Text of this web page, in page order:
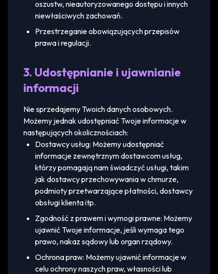
oszustw, nieautoryzowanego dostępu i innych
niewłaściwych zachowań.
Przestrzeganie obowiązujących przepisów
prawa i regulacji.
3. Udostępnianie i ujawnianie
informacji
Nie sprzedajemy Twoich danych osobowych.
Możemy jednak udostępniać Twoje informacje w
następujących okolicznościach:
Dostawcy usług: Możemy udostępniać
informacje zewnętrznym dostawcom usług,
którzy pomagają nam świadczyć usługi, takim
jak dostawcy przechowywania w chmurze,
podmioty przetwarzające płatności, dostawcy
obsługi klienta itp.
Zgodność z prawem i wymogi prawne: Możemy
ujawnić Twoje informacje, jeśli wymaga tego
prawo, nakaz sądowy lub organ rządowy.
Ochrona praw: Możemy ujawnić informacje w
celu ochrony naszych praw, własności lub